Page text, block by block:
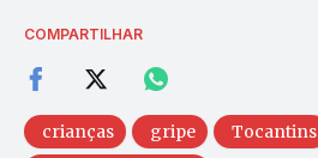
COMPARTILHAR
crianças gripe
Tocantins